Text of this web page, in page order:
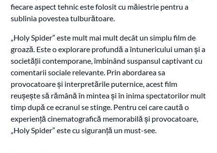
fiecare aspect tehnic este folosit cu măiestrie pentru a
sublinia povestea tulburătoare.
„Holy Spider” este mult mai mult decât un simplu film de
groază. Este o explorare profundă a întunericului uman și a
societății contemporane, îmbinând suspansul captivant cu
comentarii sociale relevante. Prin abordarea sa
provocatoare și interpretările puternice, acest film
reușește să rămână în mintea și în inima spectatorilor mult
timp după ce ecranul se stinge. Pentru cei care caută o
experiență cinematografică memorabilă și provocatoare,
„Holy Spider” este cu siguranță un must-see.